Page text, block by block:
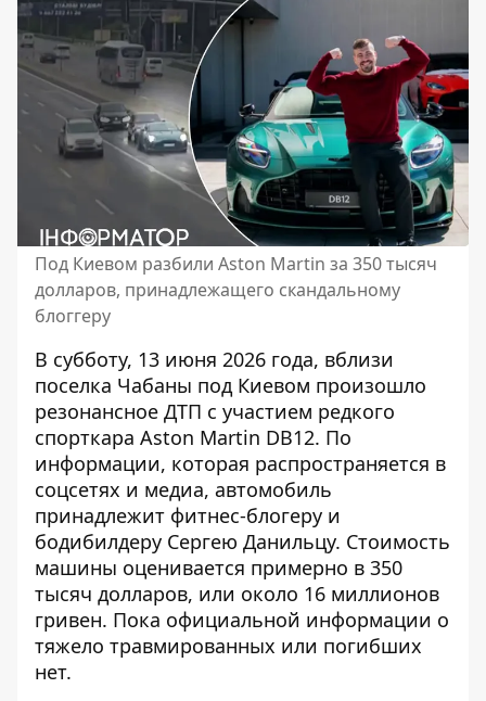
Под Киевом разбили Aston Martin за 350 тысяч
долларов, принадлежащего скандальному
блоггеру
В субботу, 13 июня 2026 года, вблизи
поселка Чабаны под Киевом произошло
резонансное ДТП с участием редкого
спорткара Aston Martin DB12. По
информации, которая распространяется в
соцсетях и медиа, автомобиль
принадлежит фитнес-блогеру и
бодибилдеру Сергею Данильцу. Стоимость
машины оценивается примерно в 350
тысяч долларов, или около 16 миллионов
гривен. Пока официальной информации о
тяжело травмированных или погибших
нет.